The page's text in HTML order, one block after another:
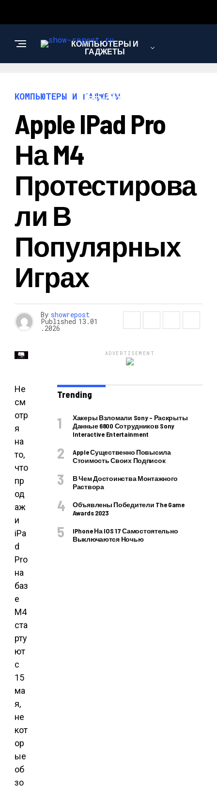
КОМПЬЮТЕРЫ И
ГАДЖЕТЫ
СТРОИТЕЛЬСТВО И
РЕМОНТ
КОМПЬЮТЕРЫ И ГАДЖЕТЫ
Apple IPad Pro
На M4
Протестирова
Ли В
Популярных
Играх
By showrepost
Published 13.01
.2026
Не
см
отр
я
на
то,
что
пр
од
аж
и
iPa
d
Pro
на
баз
е
M4
ста
рту
ют
с
15
ма
я,
не
кот
ор
ые
об
зо
ADVERTISEMENT
Trending
Хакеры Взломали Sony – Раскрыты
Данные 6800 Сотрудников Sony
Interactive Entertainment
Apple Существенно Повысила
Стоимость Своих Подписок
В Чем Достоинства Монтажного
Раствора
Объявлены Победители The Game
Awards 2023
IPhone На IOS 17 Самостоятельно
Выключаются Ночью